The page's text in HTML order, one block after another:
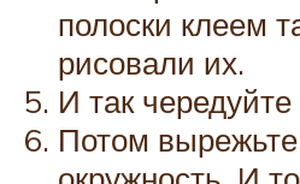
полоски клеем
рисовали их.
И так
Потом